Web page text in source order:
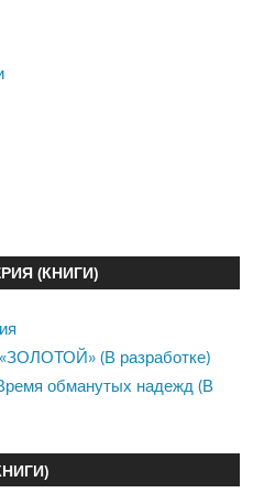
(КНИГИ)
(В разработке)
обманутых надежд (В